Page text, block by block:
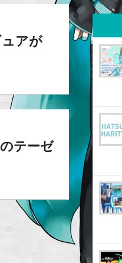
アが
テーゼ